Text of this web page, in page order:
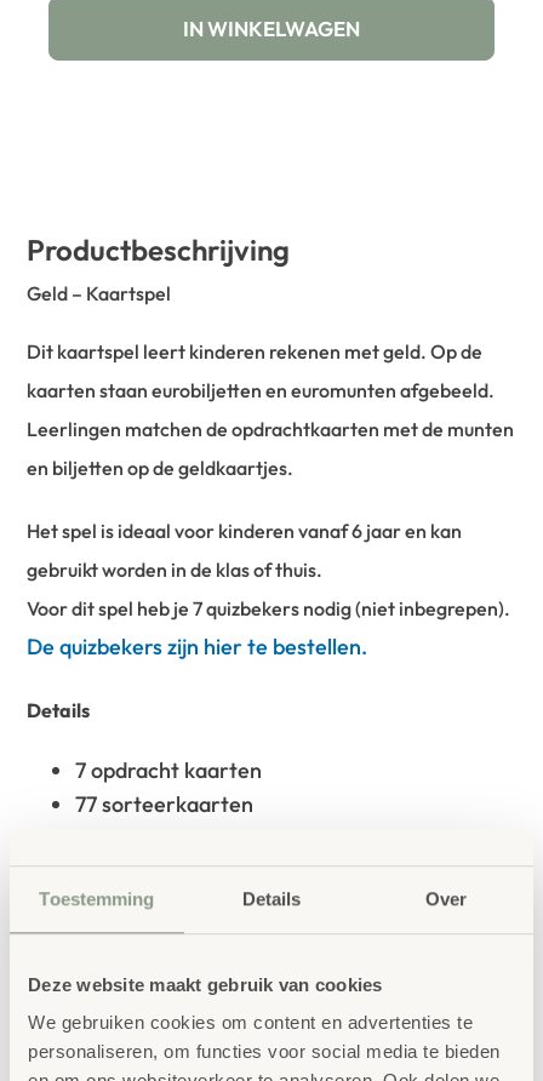
Toestemming Details Over
Deze website maakt gebruik van cookies
We gebruiken cookies om content en advertenties te
personaliseren, om functies voor social media te bieden
IN WINKELWAGEN
Productbeschrijving
Geld – Kaartspel
Dit kaartspel leert kinderen rekenen met geld. Op de
kaarten staan eurobiljetten en euromunten afgebeeld.
Leerlingen matchen de opdrachtkaarten met de munten
en biljetten op de geldkaartjes.
Het spel is ideaal voor kinderen vanaf 6 jaar en kan
gebruikt worden in de klas of thuis.
Voor dit spel heb je 7 quizbekers nodig (niet inbegrepen).
De quizbekers zijn hier te bestellen.
Details
7 opdracht kaarten
77 sorteerkaarten
Vertrouwdbestellen bij School
Concept
School Concept is de specialist in
onderwijsmeubilair. Wij geloven dat een
leeromgeving inspireert wanneer deze
aansluit bij de behoeften van kinderen én